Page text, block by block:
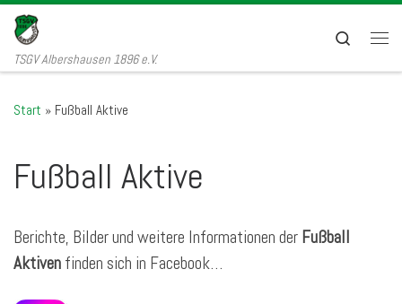
Zum Inhalt springen
TSGV Albershausen 1896 e.V.
Search
Start » Fußball Aktive
Fußball Aktive
Berichte, Bilder und weitere Informationen der Fußball
Aktiven finden sich in Facebook…